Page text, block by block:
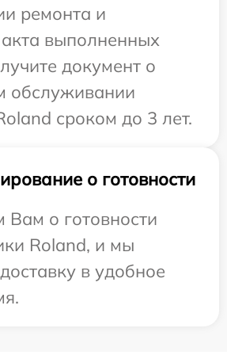
ремонта и
выполненных
документ о
обслуживании
сроком до 3 лет.
о готовности
о готовности
Roland, и мы
в удобное